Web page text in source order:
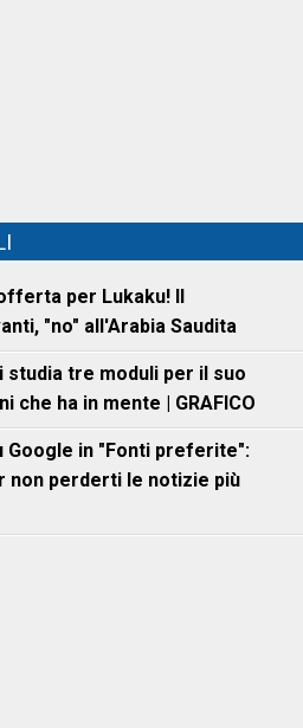
per Lukaku! Il
"no" all'Arabia Saudita
studia tre moduli per il suo
che ha in mente | GRAFICO
Google in "Fonti preferite":
non perderti le notizie più